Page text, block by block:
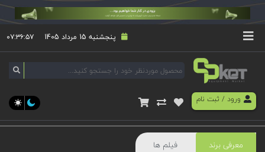
پنجشنبه 15 مرداد 1405 ۰۷:۳۶:۵۷
ورود/ ثبت نام
معرفی برند فیلم ها